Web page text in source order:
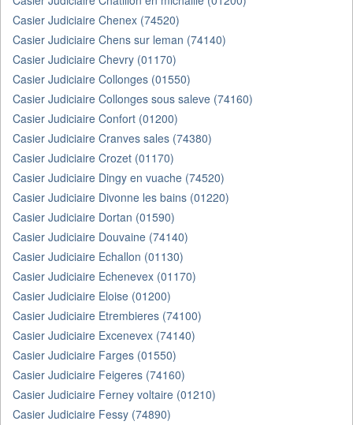
Casier Judiciaire Chenex (74520)
Casier Judiciaire Chens sur leman (74140)
Casier Judiciaire Chevry (01170)
Casier Judiciaire Collonges (01550)
Casier Judiciaire Collonges sous saleve (74160)
Casier Judiciaire Confort (01200)
Casier Judiciaire Cranves sales (74380)
Casier Judiciaire Crozet (01170)
Casier Judiciaire Dingy en vuache (74520)
Casier Judiciaire Divonne les bains (01220)
Casier Judiciaire Dortan (01590)
Casier Judiciaire Douvaine (74140)
Casier Judiciaire Echallon (01130)
Casier Judiciaire Echenevex (01170)
Casier Judiciaire Eloise (01200)
Casier Judiciaire Etrembieres (74100)
Casier Judiciaire Excenevex (74140)
Casier Judiciaire Farges (01550)
Casier Judiciaire Feigeres (74160)
Casier Judiciaire Ferney voltaire (01210)
Casier Judiciaire Fessy (74890)